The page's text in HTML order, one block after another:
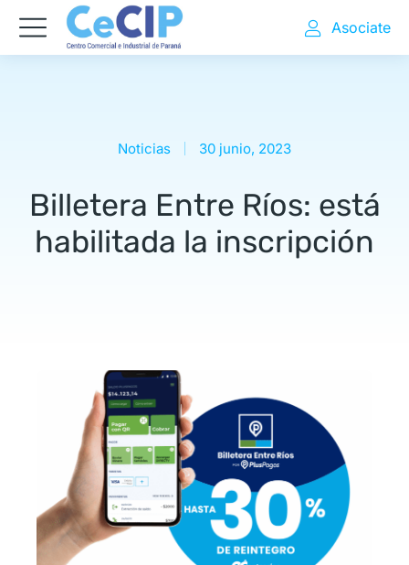
Asociate
Noticias 30 junio, 2023
Billetera Entre Ríos: está
habilitada la inscripción